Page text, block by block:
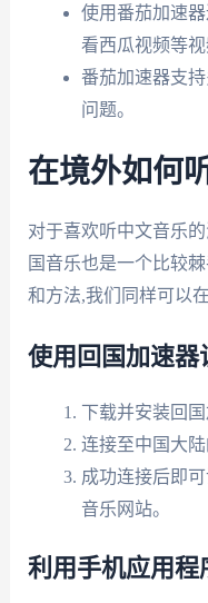
使用番茄加速
看西瓜视频等视
番茄加速器支
问题。
在境外如何
对于喜欢听中文音乐
国音乐也是一个比较
和方法,我们同样可以
使用回国加速器
下载并安装回
连接至中国大陆
成功连接后即
音乐网站。
利用手机应用程